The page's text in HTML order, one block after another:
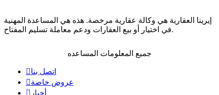
إيرينا العقارية هي وكالة عقارية مرخصة. هذه هي المساعدة المهنية
في اختيار أو بيع العقارات ودعم معاملة تسليم المفتاح.
جميع المعلومات المساعده
اتصل بنا
عروض خاصة
أخبار